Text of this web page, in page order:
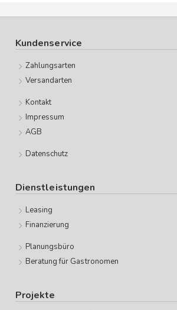
Kundenservice
Zahlungsarten
Versandarten
Kontakt
Impressum
AGB
Datenschutz
Dienstleistungen
Leasing
Finanzierung
Planungsbüro
Beratung für Gastronomen
Projekte